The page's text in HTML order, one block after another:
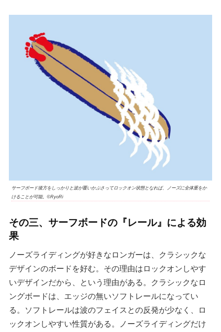
サーフボード後方をしっかりと波が覆いかぶさってロックオン状態となれば、ノーズに全体重をか
けることが可能。©RyoRi
その三、サーフボードの『レール』による効
果
ノーズライディングが好きなロンガーは、クラシックな
デザインのボードを好む。その理由はロックオンしやす
いデザインだから、という理由がある。クラシックなロ
ングボードは、エッジの無いソフトレールになってい
る。ソフトレールは波のフェイスとの反発が少なく、ロ
ックオンしやすい性質がある。ノーズライディングだけ